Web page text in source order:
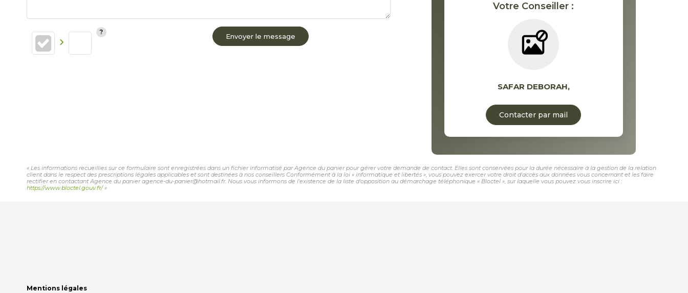
Envoyer le message
Votre Conseiller :
SAFAR DEBORAH,
Contacter par mail
« Les informations recueillies sur ce formulaire sont enregistrées dans un fichier informatisé par Agence du panier pour gérer votre demande de contact. Elles sont conservées pour la durée nécessaire à la gestion de la relation
client dans le respect des prescriptions légales applicables et sont destinées à nos conseillers Conformément à la loi « informatique et libertés », vous pouvez exercer votre droit d'accès aux données vous concernant et les faire
rectifier en contactant Agence du panier agence-du-panier@hotmail.fr. Nous vous informons de l'existence de la liste d'opposition au démarchage téléphonique « Bloctel », sur laquelle vous pouvez vous inscrire ici :
https://www.bloctel.gouv.fr/»
Mentions légales